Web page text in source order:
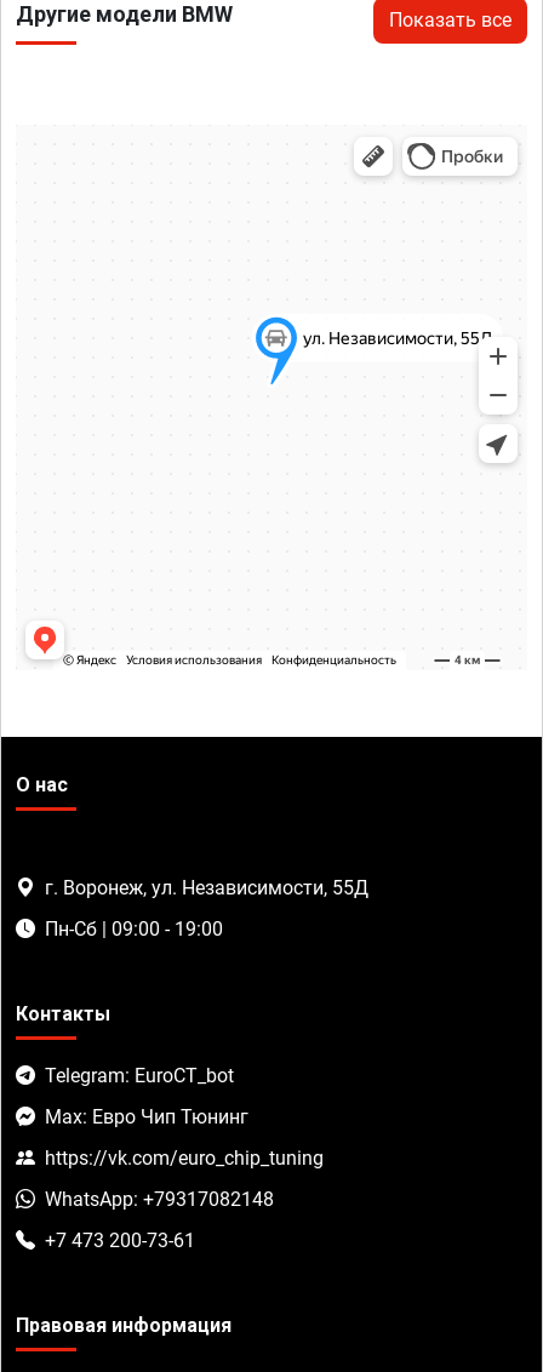
Другие модели BMW Показать все
О нас
г. Воронеж, ул. Независимости, 55Д
Пн-Сб | 09:00 - 19:00
Контакты
Telegram: EuroCT_bot
Max: Евро Чип Тюнинг
https://vk.com/euro_chip_tuning
WhatsApp: +79317082148
+7 473 200-73-61
Правовая информация